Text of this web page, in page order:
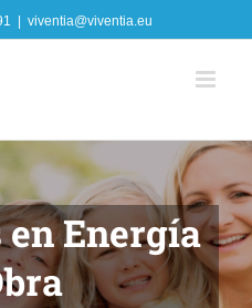
viventia@viventia.eu
Energía